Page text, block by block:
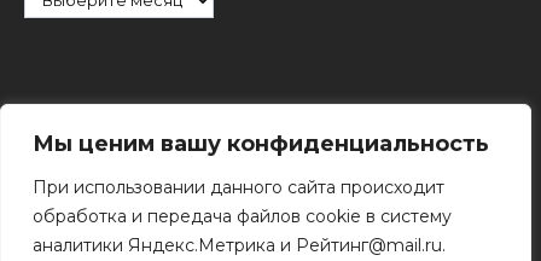
Мы ценим вашу конфиденциальность
При использовании данного сайта происходит
обработка и передача файлов cookie в систему
аналитики Яндекс.Метрика и Рейтинг@mail.ru.